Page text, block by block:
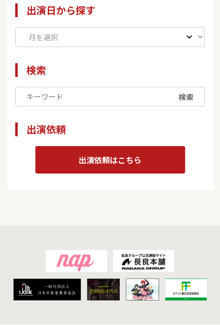
出演日から探す
検索
検索
出演依頼
出演依頼はこちら